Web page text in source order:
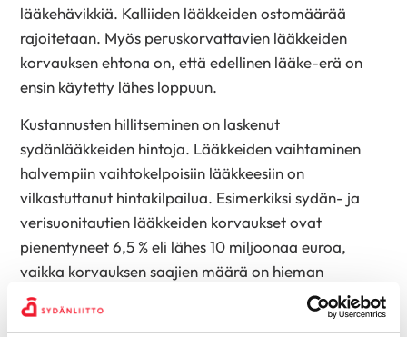
lääkehävikkiä. Kalliiden lääkkeiden ostomäärää
rajoitetaan. Myös peruskorvattavien lääkkeiden
korvauksen ehtona on, että edellinen lääke-erä on
ensin käytetty lähes loppuun.
Kustannusten hillitseminen on laskenut
sydänlääkkeiden hintoja. Lääkkeiden vaihtaminen
halvempiin vaihtokelpoisiin lääkkeesiin on
vilkastuttanut hintakilpailua. Esimerkiksi sydän- ja
verisuonitautien lääkkeiden korvaukset ovat
pienentyneet 6,5 % eli lähes 10 miljoonaa euroa,
vaikka korvauksen saajien määrä on hieman
kasvanut.
– Aiemmin viitehintojen nousu kasvatti tiettyjen